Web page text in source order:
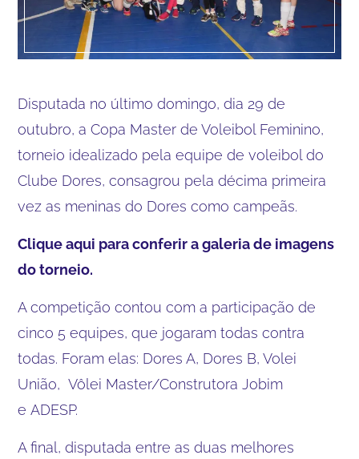
Disputada no último domingo, dia 29 de
outubro, a Copa Master de Voleibol Feminino,
torneio idealizado pela equipe de voleibol do
Clube Dores, consagrou pela décima primeira
vez as meninas do Dores como campeãs.
Clique aqui para conferir a galeria de imagens
do torneio.
A competição contou com a participação de
cinco 5 equipes, que jogaram todas contra
todas. Foram elas: Dores A, Dores B, Volei
União, Vôlei Master/Construtora Jobim
e ADESP.
A final, disputada entre as duas melhores